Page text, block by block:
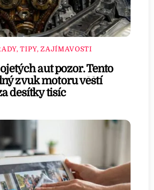
TIPY, ZAJÍMAVOSTI
aut pozor. Tento
zvuk motoru věští
desítky tisíc